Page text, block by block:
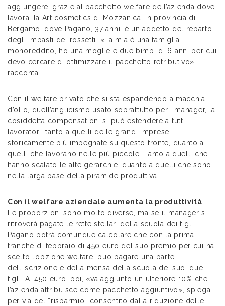
aggiungere, grazie al pacchetto welfare dell’azienda dove
lavora, la Art cosmetics di Mozzanica, in provincia di
Bergamo, dove Pagano, 37 anni, è un addetto del reparto
degli impasti dei rossetti. «La mia è una famiglia
monoreddito, ho una moglie e due bimbi di 6 anni per cui
devo cercare di ottimizzare il pacchetto retributivo»,
racconta.
Con il welfare privato che si sta espandendo a macchia
d’olio, quell’anglicismo usato soprattutto per i manager, la
cosiddetta compensation, si può estendere a tutti i
lavoratori, tanto a quelli delle grandi imprese,
storicamente più impegnate su questo fronte, quanto a
quelli che lavorano nelle più piccole. Tanto a quelli che
hanno scalato le alte gerarchie, quanto a quelli che sono
nella larga base della piramide produttiva.
Con il welfare aziendale aumenta la produttività
Le proporzioni sono molto diverse, ma se il manager si
ritroverà pagate le rette stellari della scuola dei figli,
Pagano potrà comunque calcolare che con la prima
tranche di febbraio di 450 euro del suo premio per cui ha
scelto l’opzione welfare, può pagare una parte
dell’iscrizione e della mensa della scuola dei suoi due
figli. Ai 450 euro, poi, «va aggiunto un ulteriore 10% che
l’azienda attribuisce come pacchetto aggiuntivo», spiega,
per via del “risparmio” consentito dalla riduzione delle